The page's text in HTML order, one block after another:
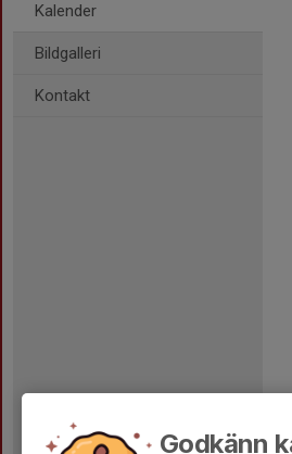
Kalender
Bildgalleri
Kontakt
Godkänn